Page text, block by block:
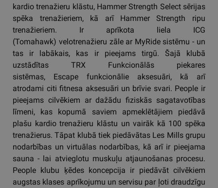
kardio trenažieru klāstu, Hammer Strength Select sērijas
spēka trenažieriem, kā arī Hammer Strength ripu
trenažieriem. Ir aprīkota liela ICG
(Tomahawk) velotrenažieru zāle ar MyRide sistēmu - un
tas ir labākais, kas ir pieejams tirgū. Šajā klubā
uzstādītas TRX Funkcionālās piekares
sistēmas, Escape funkcionālie aksesuāri, kā arī
atrodami citi fitnesa aksesuāri un brīvie svari. People ir
pieejams cilvēkiem ar dažādu fiziskās sagatavotības
līmeni, kas kopumā saviem apmeklētājiem piedāvā
plašu kardio trenažieru klāstu un vairāk kā 100 spēka
trenažierus. Tāpat klubā tiek piedāvātas Les Mills grupu
nodarbības un virtuālas nodarbības, kā arī ir pieejama
sauna - lai atvieglotu muskuļu atjaunošanas procesu.
People klubu ķēdes koncepcija ir piedāvāt cilvēkiem
augstas klases aprīkojumu un servisu par ļoti draudzīgu